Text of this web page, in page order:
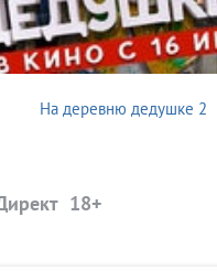
На деревню дедушке 2